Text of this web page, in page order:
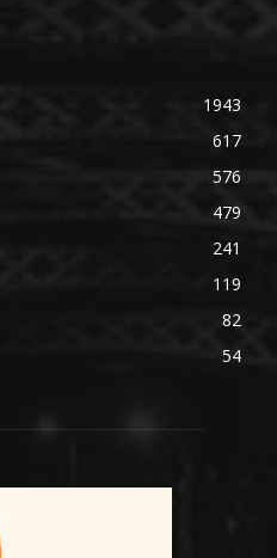
1943
617
576
479
241
119
82
54